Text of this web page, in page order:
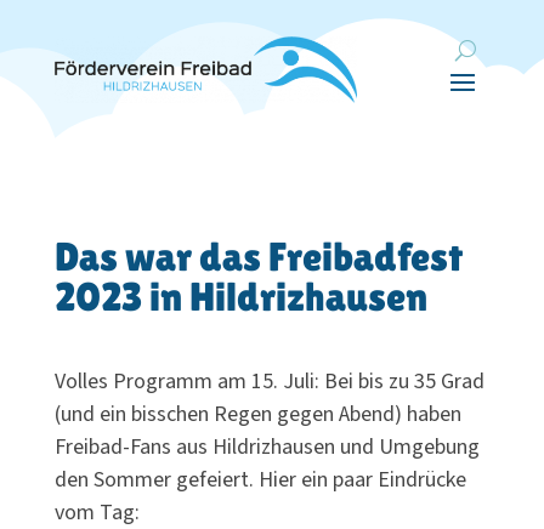
Das war das Freibadfest
2023 in Hildrizhausen
Volles Programm am 15. Juli: Bei bis zu 35 Grad
(und ein bisschen Regen gegen Abend) haben
Freibad-Fans aus Hildriz­hausen und Umgebung
den Sommer gefeiert. Hier ein paar Eindrücke
vom Tag: